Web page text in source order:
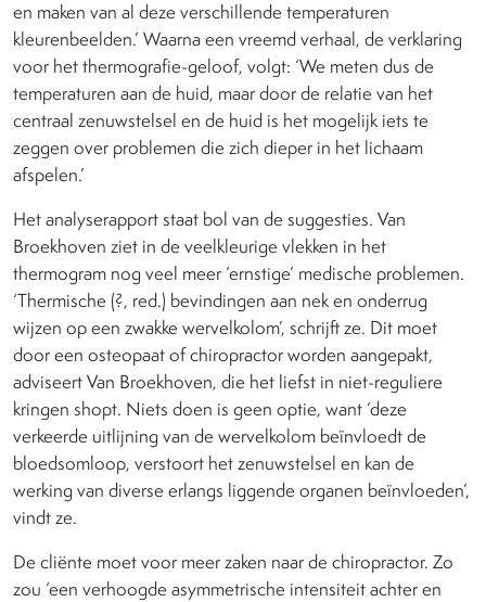
en maken van al deze verschillende temperaturen
kleurenbeelden.’ Waarna een vreemd verhaal, de verklaring
voor het thermografie-geloof, volgt: ‘We meten dus de
temperaturen aan de huid, maar door de relatie van het
centraal zenuwstelsel en de huid is het mogelijk iets te
zeggen over problemen die zich dieper in het lichaam
afspelen.’
Het analyserapport staat bol van de suggesties. Van
Broekhoven ziet in de veelkleurige vlekken in het
thermogram nog veel meer ‘ernstige’ medische problemen.
‘Thermische (?, red.) bevindingen aan nek en onderrug
wijzen op een zwakke wervelkolom’, schrijft ze. Dit moet
door een osteopaat of chiropractor worden aangepakt,
adviseert Van Broekhoven, die het liefst in niet-reguliere
kringen shopt. Niets doen is geen optie, want ‘deze
verkeerde uitlijning van de wervelkolom beïnvloedt de
bloedsomloop, verstoort het zenuwstelsel en kan de
werking van diverse erlangs liggende organen beïnvloeden’,
vindt ze.
De cliënte moet voor meer zaken naar de chiropractor. Zo
zou ‘een verhoogde asymmetrische intensiteit achter en